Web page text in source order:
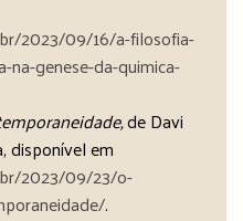
2023/09/16/a-filosofia-
genese-da-quimica-
de Davi
disponível em
2023/09/23/o-
.